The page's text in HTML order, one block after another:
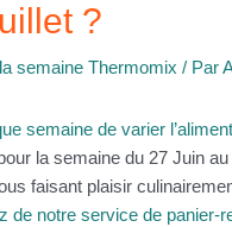
?
semaine Thermomix / Par
semaine de varier
la semaine du 27 Juin
faisant plaisir
de notre service de panier-